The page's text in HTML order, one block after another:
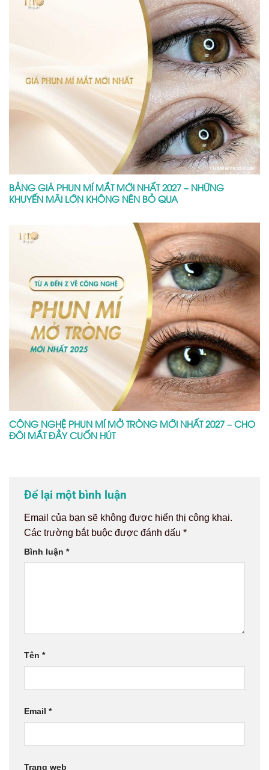
BẢNG GIÁ PHUN MÍ MẮT MỚI NHẤT 2027 – NHỮNG
KHUYẾN MÃI LỚN KHÔNG NÊN BỎ QUA
CÔNG NGHỆ PHUN MÍ MỞ TRÒNG MỚI NHẤT 2027 – CHO
ĐÔI MẮT ĐẦY CUỐN HÚT
Để lại một bình luận
Email của bạn sẽ không được hiển thị công khai.
Các trường bắt buộc được đánh dấu *
Bình luận *
Tên *
Email *
Trang web